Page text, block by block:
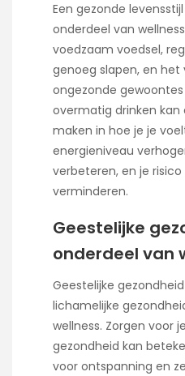
Een gezonde
onderdeel van
voedzaam voedsel,
genoeg slapen, en het
ongezonde
overmatig drinken kan
maken in hoe je je
energieniveau
verbeteren, en je
verminderen.
Geestelijke
onderdeel van
Geestelijke
lichamelijke
wellness. Zorgen voor
gezondheid kan
voor ontspanning en